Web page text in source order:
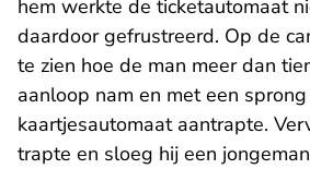
hem werkte de ticketautomaat
daardoor gefrustreerd. Op de
te zien hoe de man meer dan
aanloop nam en met een
kaartjesautomaat aantrapte.
trapte en sloeg hij een